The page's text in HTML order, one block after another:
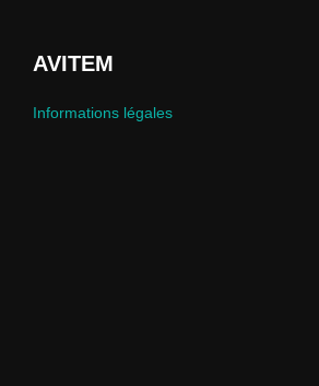
AVITEM
Informations légales